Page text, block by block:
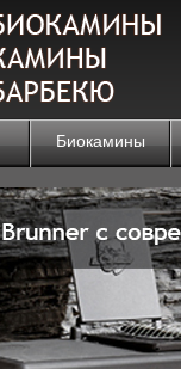
Биокамины